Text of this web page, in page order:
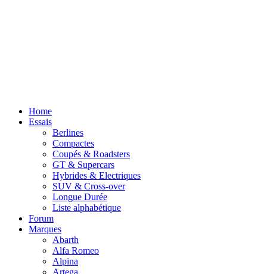
Home
Essais
Berlines
Compactes
Coupés & Roadsters
GT & Supercars
Hybrides & Electriques
SUV & Cross-over
Longue Durée
Liste alphabétique
Forum
Marques​
Abarth
Alfa Romeo
Alpina
Artega